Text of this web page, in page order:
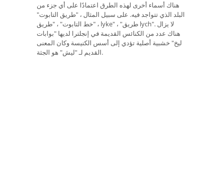
هناك أسماء أخرى لهذه الطرق اعتمادًا على أي جزء من
البلد الذي تتواجد فيه. على سبيل المثال ، "طريق التابوت"
، "خط التابوت" ، "طريق lyke" ، "طريق lych". لا يزال
هناك عدد من الكنائس القديمة في إنجلترا لديها "بوابات
ليخ" خشبية أصلية تؤدي إلى أسس الكنيسة وكان المعنى
القديم لـ "ليش" هو الجثة.